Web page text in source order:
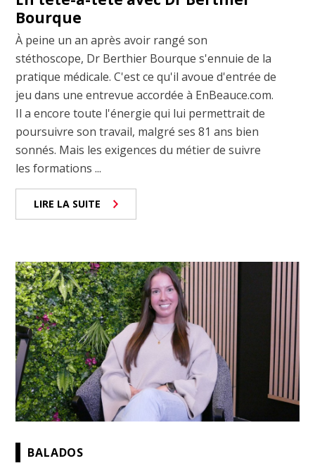
Bourque
À peine un an après avoir rangé son
stéthoscope, Dr Berthier Bourque s'ennuie de la
pratique médicale. C'est ce qu'il avoue d'entrée de
jeu dans une entrevue accordée à EnBeauce.com.
Il a encore toute l'énergie qui lui permettrait de
poursuivre son travail, malgré ses 81 ans bien
sonnés. Mais les exigences du métier de suivre
les formations ...
LIRE LA SUITE
BALADOS